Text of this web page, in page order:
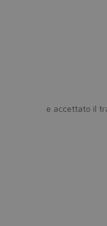
e accettato il